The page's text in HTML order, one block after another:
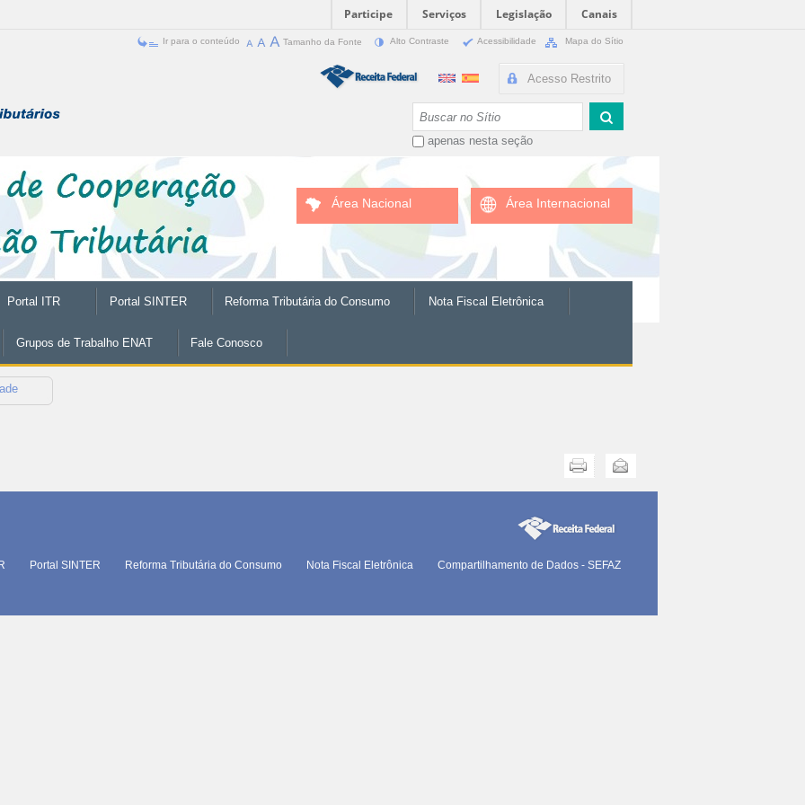
Participe Serviços Legislação
Canais
Ir para o conteúdo Tamanho da Fonte Alto Contraste Acessibilidade Mapa do Sítio
Acesso Restrito
apenas nesta seção
Área Nacional Área Internacional
Portal ITR Portal SINTER Reforma Tributária do Consumo Nota Fiscal Eletrônica
Grupos de Trabalho ENAT Fale Conosco
Enviar
Portal SINTER Reforma Tributária do Consumo Nota Fiscal Eletrônica
Compartilhamento de Dados - SEFAZ